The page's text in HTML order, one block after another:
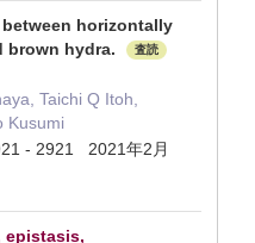
horizontally
brown hydra.
査読
Taichi Q Itoh,
Kusumi
- 2921 2021年2月
epistasis,